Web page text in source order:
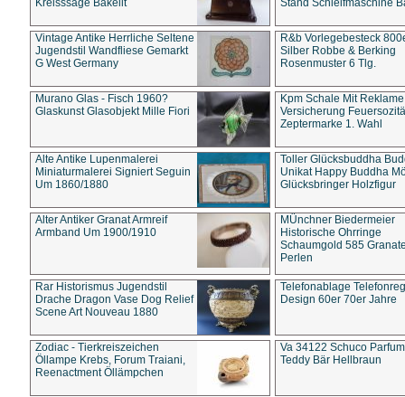
Kreisssäge Bakelit
Stand Schleifmaschine
Vintage Antike Herrliche Seltene
Jugendstil Wandfliese Gemarkt
G West Germany
R&b Vorlegebesteck
Silber Robbe & Berking
Rosenmuster 6 Tlg.
Murano Glas - Fisch 1960?
Glaskunst Glasobjekt Mille Fiori
Kpm Schale Mit Reklame
Versicherung
Zeptermarke 1. Wahl
Alte Antike Lupenmalerei
Miniaturmalerei Signiert Seguin
Um 1860/1880
Toller Glücksbuddha
Unikat Happy Buddha
Glücksbringer Holzfigur
Alter Antiker Granat Armreif
Armband Um 1900/1910
MÜnchner Biedermeier
Historische Ohrringe
Schaumgold 585
Perlen
Rar Historismus Jugendstil
Drache Dragon Vase Dog Relief
Scene Art Nouveau 1880
Telefonablage
Design 60er 70er Jahre
Zodiac - Tierkreiszeichen
Öllampe Krebs, Forum Traiani,
Reenactment Öllämpchen
Va 34122 Schuco
Teddy Bär Hellbraun